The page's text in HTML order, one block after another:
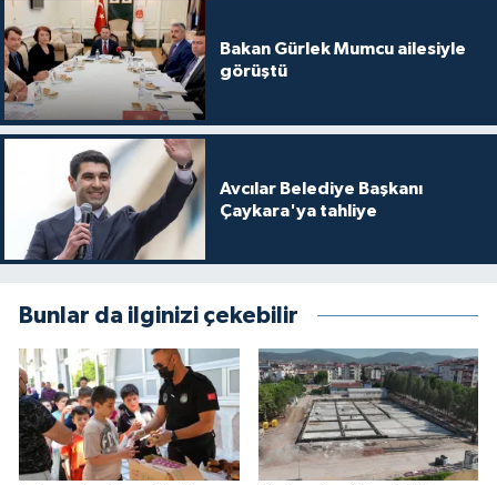
Bakan Gürlek Mumcu ailesiyle
görüştü
Avcılar Belediye Başkanı
Çaykara'ya tahliye
Bunlar da ilginizi çekebilir